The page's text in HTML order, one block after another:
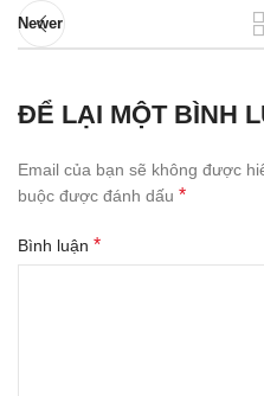
Newer
ĐỂ LẠI MỘT BÌNH
Email của bạn sẽ không được
buộc được đánh dấu *
Bình luận *